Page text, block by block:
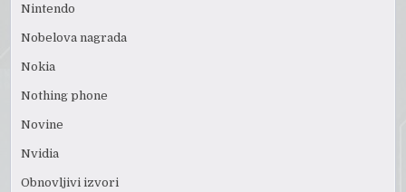
Nintendo
Nobelova nagrada
Nokia
Nothing phone
Novine
Nvidia
Obnovljivi izvori